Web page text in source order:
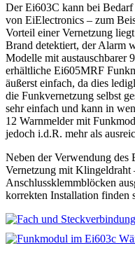
Der Ei603C kann bei
von EiElectronics – zum
Vorteil einer Vernetzung
Brand detektiert, der Alarm
Modelle mit austauschbarer
erhältliche Ei605MRF
äußerst einfach, da dies
die Funkvernetzung selbst
sehr einfach und kann in
12 Warnmelder mit
jedoch i.d.R. mehr als
Neben der Verwendung des
Vernetzung mit Klingeldraht
Anschlussklemmblöcken
korrekten Installation finden